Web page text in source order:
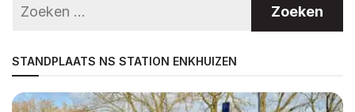
STANDPLAATS NS STATION ENKHUIZEN